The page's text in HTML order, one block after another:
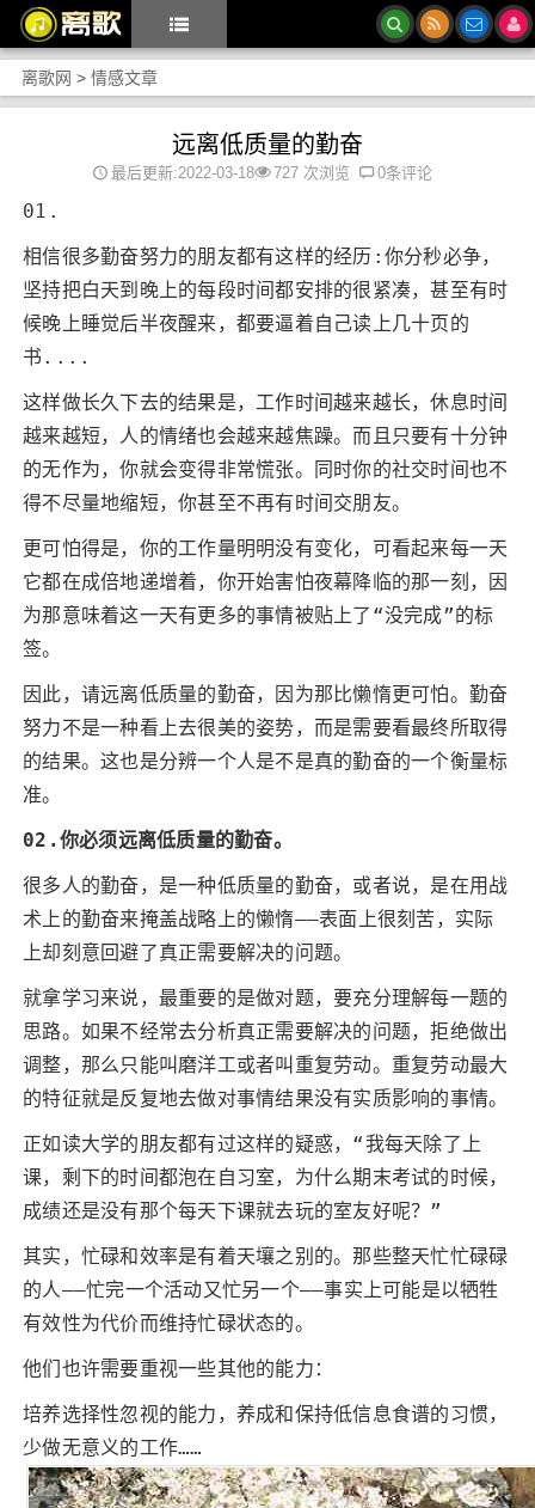
离歌网 > 情感文章
远离低质量的勤奋
最后更新:2022-03-18 727 次浏览 0条评论
01.
相信很多勤奋努力的朋友都有这样的经历:你分秒必争，
坚持把白天到晚上的每段时间都安排的很紧凑，甚至有时
候晚上睡觉后半夜醒来，都要逼着自己读上几十页的
书....
这样做长久下去的结果是，工作时间越来越长，休息时间
越来越短，人的情绪也会越来越焦躁。而且只要有十分钟
的无作为，你就会变得非常慌张。同时你的社交时间也不
得不尽量地缩短，你甚至不再有时间交朋友。
更可怕得是，你的工作量明明没有变化，可看起来每一天
它都在成倍地递增着，你开始害怕夜幕降临的那一刻，因
为那意味着这一天有更多的事情被贴上了“没完成”的标
签。
因此，请远离低质量的勤奋，因为那比懒惰更可怕。勤奋
努力不是一种看上去很美的姿势，而是需要看最终所取得
的结果。这也是分辨一个人是不是真的勤奋的一个衡量标
准。
02.你必须远离低质量的勤奋。
很多人的勤奋，是一种低质量的勤奋，或者说，是在用战
术上的勤奋来掩盖战略上的懒惰——表面上很刻苦，实际
上却刻意回避了真正需要解决的问题。
就拿学习来说，最重要的是做对题，要充分理解每一题的
思路。如果不经常去分析真正需要解决的问题，拒绝做出
调整，那么只能叫磨洋工或者叫重复劳动。重复劳动最大
的特征就是反复地去做对事情结果没有实质影响的事情。
正如读大学的朋友都有过这样的疑惑，“我每天除了上
课，剩下的时间都泡在自习室，为什么期末考试的时候，
成绩还是没有那个每天下课就去玩的室友好呢？”
其实，忙碌和效率是有着天壤之别的。那些整天忙忙碌碌
的人——忙完一个活动又忙另一个——事实上可能是以牺牲
有效性为代价而维持忙碌状态的。
他们也许需要重视一些其他的能力：
培养选择性忽视的能力，养成和保持低信息食谱的习惯，
少做无意义的工作……